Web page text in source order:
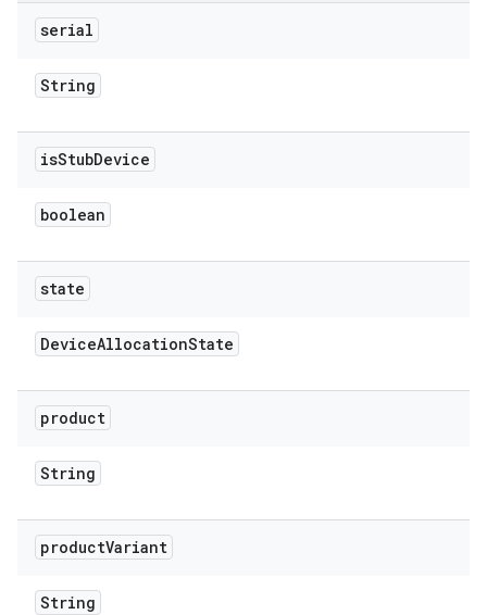
serial
String
isStubDevice
boolean
state
DeviceAllocationState
product
String
productVariant
String